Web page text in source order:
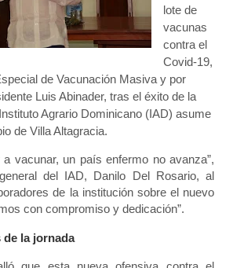
lote de
vacunas
contra el
Covid-19,
de Vacunación Masiva y por
Luis Abinader, tras el éxito de la
Agrario Dominicano (IAD) asume
de Villa Altagracia.
a vacunar, un país enfermo no avanza”,
del IAD, Danilo Del Rosario, al
de la institución sobre el nuevo
con compromiso y dedicación”.
la jornada